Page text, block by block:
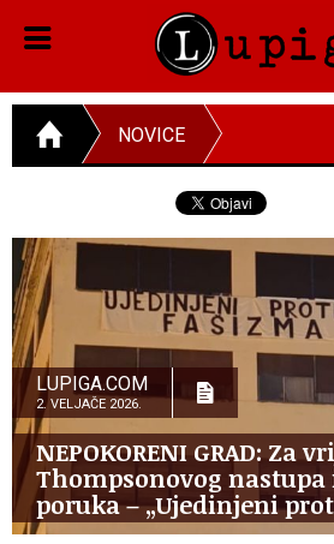
NOVICE
LUPIGA.COM
2. VELJAČE 2026.
NEPOKORENI GRAD: Za
Thompsonovog nastupa
poruka – „Ujedinjeni